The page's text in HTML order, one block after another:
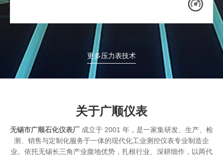
更多压力表技术
关于广顺仪表
无锡市广顺石化仪表厂 成立于 2001 年，是一家集研发、生产、检
测、销售与定制化服务于一体的现代化工业测控仪表专业制造企
业。依托无锡长三角产业腹地优势，扎根行业、深耕细作，以两代